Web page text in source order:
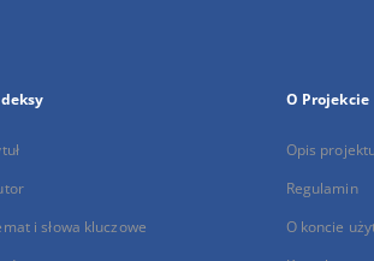
i słowa kluczowe
O Projekcie
Opis
Regulamin
O koncie